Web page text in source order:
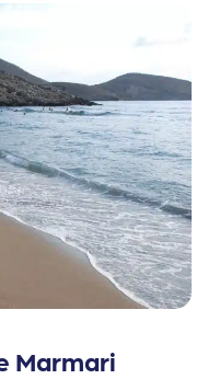
Marmari